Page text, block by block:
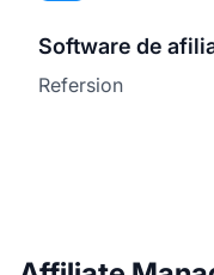
Software de
Refersion